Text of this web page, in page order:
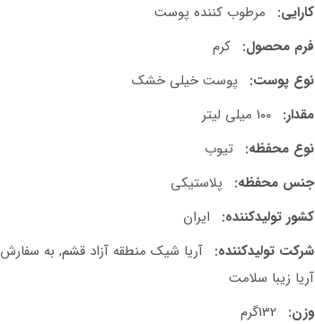
کارایی:
مرطوب کننده پوست
فرم محصول: کرم
نوع پوست:
پوست خیلی خشک
مقدار: ۱۰۰ میلی لیتر
نوع محفظه: تیوب
جنس محفظه:
پلاستیکی
کشور تولید‎کننده:
ایران
شرکت تولید‎کننده:
آریا شیک منطقه آزاد قشم, به
آریا زیبا سلامت
وزن: 132گرم